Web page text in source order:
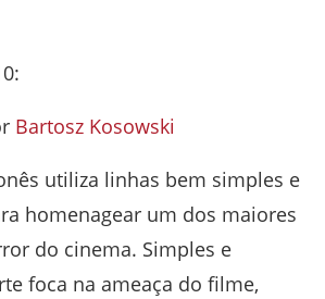
Bartosz Kosowski
utiliza linhas bem simples e
homenagear um dos maiores
do cinema. Simples e
foca na ameaça do filme,